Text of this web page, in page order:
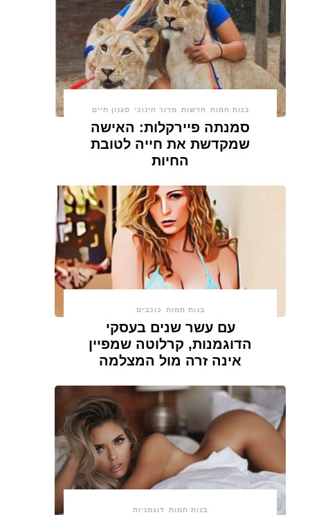
בנות חמות חדשות מדור חינוכי סגנון חיים
סמנתה פיירקלות: האישה
שמקדשת את חייה לטובת
החיות
בנות חמות כוכבים
עם עשר שנים בעסקי
הדוגמנות, קרלוטה שמפיין
אינה זרה מול המצלמה
בנות חמות דוגמניות